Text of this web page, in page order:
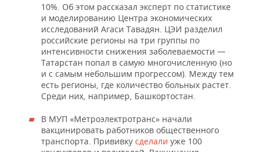
10%. Об этом рассказал эксперт по статистике
и моделированию Центра экономических
исследований Агаси Тавадян. ЦЭИ разделил
российские регионы на три группы по
интенсивности снижения заболеваемости —
Татарстан попал в самую многочисленную (но
и с самым небольшим прогрессом). Между тем
есть регионы, где количество больных растет.
Среди них, например, Башкортостан.
В МУП «Метроэлектротранс» начали
вакцинировать работников общественного
транспорта. Прививку сделали уже 100